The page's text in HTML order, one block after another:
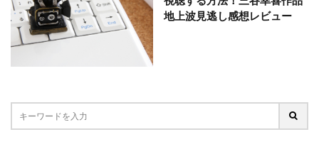
地上波見逃し感想レビュー